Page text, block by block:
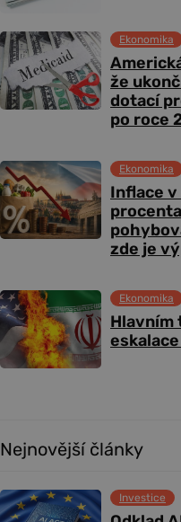
že
dotací
po roce
Ekonomika
Inflace v
zde je
Ekonomika
Hlavním
Ekonomika
Nejnovější články
Investice